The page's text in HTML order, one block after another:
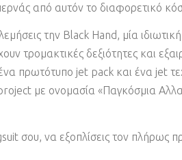
από αυτόν το διαφορετικό
την Black Hand, μία
τρομακτικές δεξιότητες και
πρωτότυπο jet pack και ένα jet
με ονομασία «Παγκόσμια
σου, να εξοπλίσεις τον